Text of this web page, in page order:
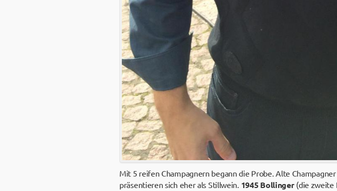
Mit 5 reifen Champagnern begann die Probe. Alte
präsentieren sich eher als Stillwein. 1945 Bollinger(die zweite